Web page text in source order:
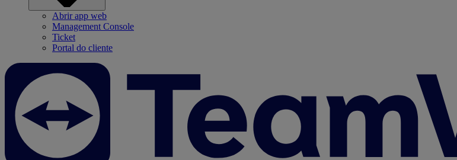
Abrir app web
Management Console
Ticket
Portal do cliente